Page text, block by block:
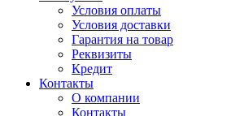
Условия оплаты
Условия доставки
Гарантия на товар
Реквизиты
Кредит
Контакты
О компании
Контакты